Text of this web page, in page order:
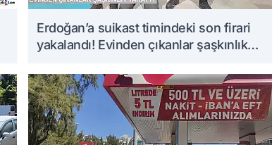
Erdoğan’a suikast timindeki son firari
yakalandı! Evinden çıkanlar şaşkınlık